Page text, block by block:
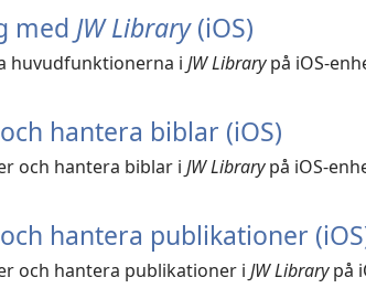
med JW Library(iOS)
huvudfunktionerna i JW Librarypå iOS-
hantera biblar (iOS)
och hantera biblar i JW Librarypå iOS-
hantera publikationer
och hantera publikationer i JW Librarypå